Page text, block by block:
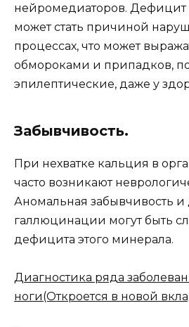
нейромедиаторов. Дефицит
может стать причиной
процессах, что может
обмороками и припадков,
эпилептические, даже у
Забывчивость.
При нехватке кальция в
часто возникают
Аномальная забывчивость и
галлюцинации могут быть
дефицита этого минерала.
Диагностика ряда
ноги(Откроется в новой